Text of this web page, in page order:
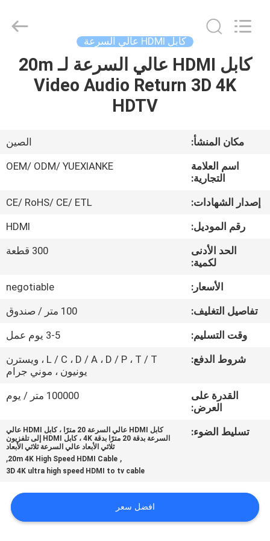
منزل،
أشرطة
معلومات
في
المعمل
مراقبة
حالات
Industry
Reserved.
كابل HDMI عالي السرعة
كابل HDMI عالي السرعة لـ 20m
Video Audio Return 3D 4K
HDTV
مكان المنشأ:
الصين
اسم العلامة
التجارية:
OEM/ ODM/ YUEXIANKE
إصدار الشهادات:
CE/ RoHS/ CE/ ETL
رقم الموديل:
HDMI
الحد الأدنى
لكمية:
300 قطعة
الأسعار:
negotiable
تفاصيل التغليف:
100 متر / صندوق
وقت التسليم:
3-5 يوم عمل
شروط الدفع:
L / C ، D / A ، D / P ، T / T ، ويسترن
يونيون ، موني جرام
القدرة على
العرض:
100000 متر / يوم
تسليط الضوء:
كابل HDMI عالي السرعة 20 مترًا ، كابل HDMI عالي
السرعة بدقة 20 مترًا بدقة 4K ، كابل HDMI إلى تلفزيون
ثلاثي الأبعاد عالي السرعة ثلاثي الأبعاد
,
20m 4K High Speed HDMI Cable
,
3D 4K ultra high speed HDMI to tv cable
افضل سعر